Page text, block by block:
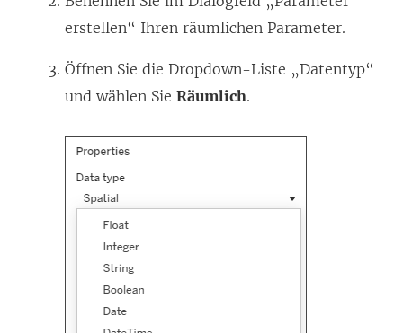
erstellen“ Ihren räumlichen Parameter.
Öffnen Sie die Dropdown-Liste „Datentyp“
und wählen Sie Räumlich.